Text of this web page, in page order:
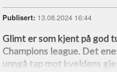
Publisert: 13.08.2024 16:44
Glimt er som kjent på god
Champions league. Det
unngå tap mot kveldens